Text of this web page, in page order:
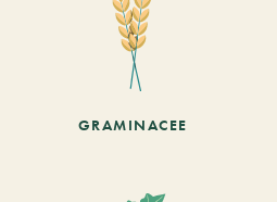
GRAMINACEE